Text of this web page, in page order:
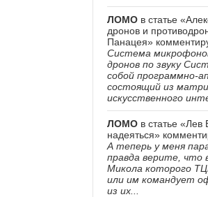
ЛОМО в статье
дронов и
Панацея»
Система
дронов по звуку
собой программно-
состоящий из
искусственного
ЛОМО в статье
надеяться»
А теперь у меня
правда верите, что
Микола которого
или им командует
из их...